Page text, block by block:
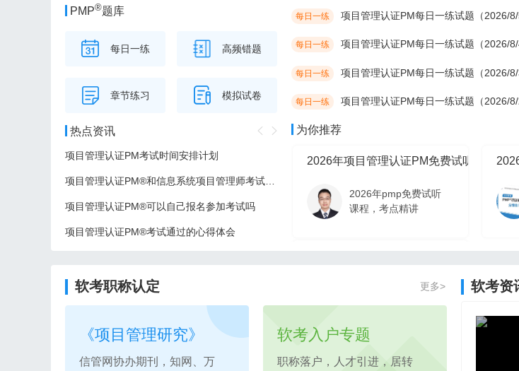
PMP®题库
每日一练 高频错题
章节练习 模拟试卷
热点资讯
项目管理认证PM考试时间安排计划
项目管理认证PM®和信息系统项目管理师考试的区别
项目管理认证PM®可以自己报名参加考试吗
项目管理认证PM®考试通过的心得体会
每日一练 项目管理认证PM每日一练试题（2026/8/
每日一练 项目管理认证PM每日一练试题（2026/8/
每日一练 项目管理认证PM每日一练试题（2026/8/
每日一练 项目管理认证PM每日一练试题（2026/8/
为你推荐
2026年项目管理认证PM免费试听课程
2026年pmp免费试听
课程，考点精讲
2026年pmp免费试听
课程，考点精讲
软考职称认定 更多>
《项目管理研究》
信管网协办期刊，知网、万
软考入户专题
职称落户，人才引进，居转
软考资